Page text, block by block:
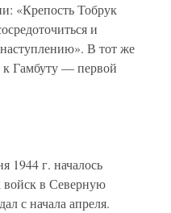
«Крепость Тобрук
и
В тот же
к Гамбуту — первой
1944 г. началось
войск в Северную
с начала апреля.